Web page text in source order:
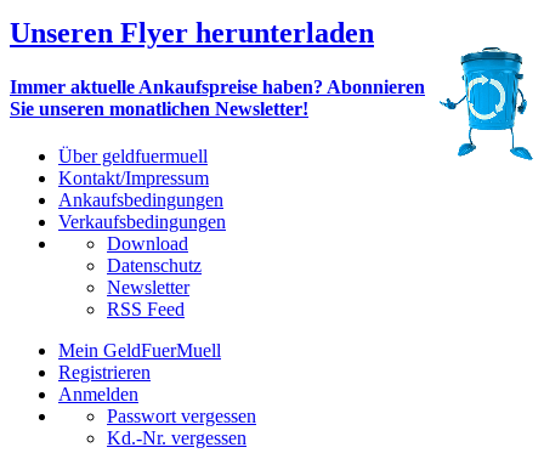
Unseren Flyer herunterladen
Immer aktuelle Ankaufspreise haben? Abonnieren
Sie unseren monatlichen Newsletter!
Über geldfuermuell
Kontakt/Impressum
Ankaufsbedingungen
Verkaufsbedingungen
Download
Datenschutz
Newsletter
RSS Feed
Mein GeldFuerMuell
Registrieren
Anmelden
Passwort vergessen
Kd.-Nr. vergessen